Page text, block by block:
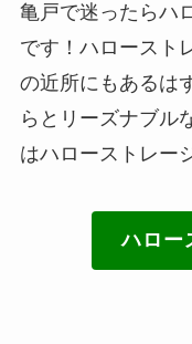
亀戸で迷ったらハ
です！ハロースト
の近所にもあるは
らとリーズナブル
はハローストレー
ハロー